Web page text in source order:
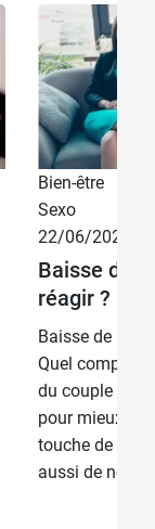
Bien-être
Sexo
22/06/2026
Baisse de
réagir ?
Baisse de la
Quel
du couple ?
pour mieux
touche de
aussi de